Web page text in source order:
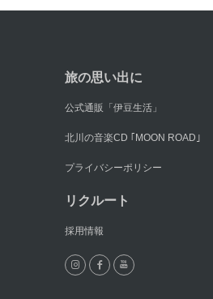
旅の思い出に
公式通販「伊豆生活」
北川の音楽CD ｢MOON ROAD｣
プライバシーポリシー
リクルート
採用情報